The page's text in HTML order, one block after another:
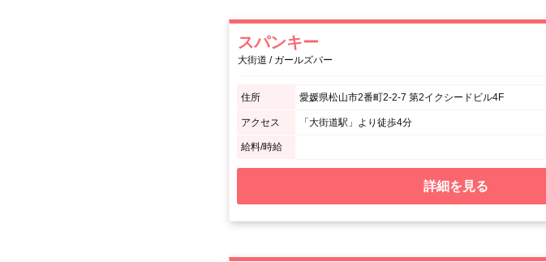
スパンキー
大街道 / ガールズバー
住所 愛媛県松山市2番町2-2-7 第2イクシードビル4F
アクセス 「大街道駅」より徒歩4分
給料/時給
詳細を見る